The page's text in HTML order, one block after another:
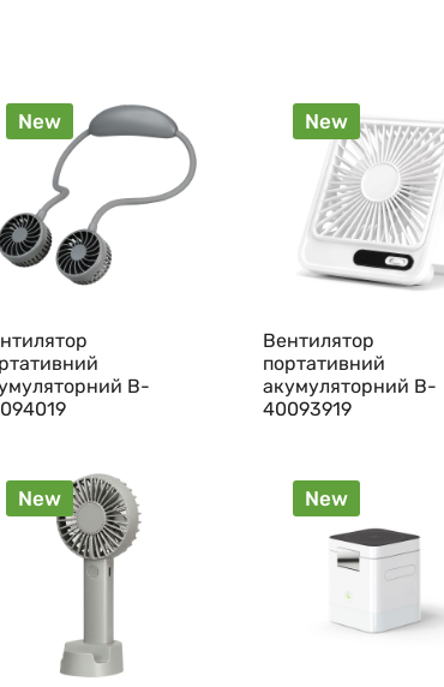
New
B-
New
Вентилятор
портативний
акумуляторний B-
40093919
New New